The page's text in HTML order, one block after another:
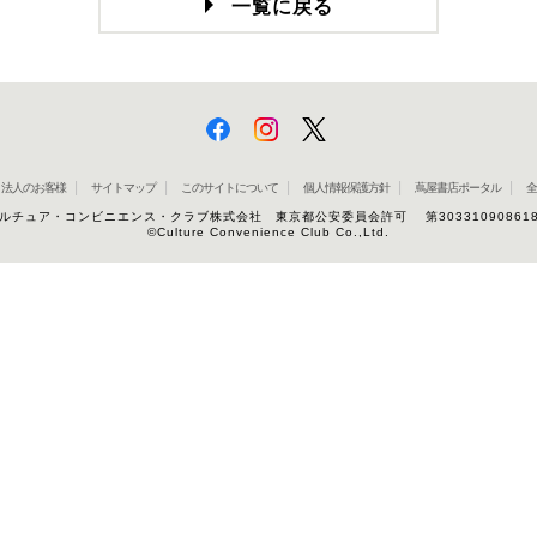
一覧に戻る
法人のお客様 サイトマップ このサイトについて 個人情報保護方針 蔦屋書店ポータル
チュア・コンビニエンス・クラブ株式会社 東京都公安委員会許可 第
©Culture Convenience Club Co.,Ltd.